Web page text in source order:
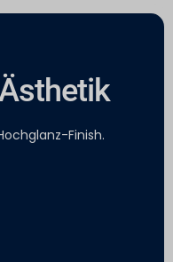
Finish.